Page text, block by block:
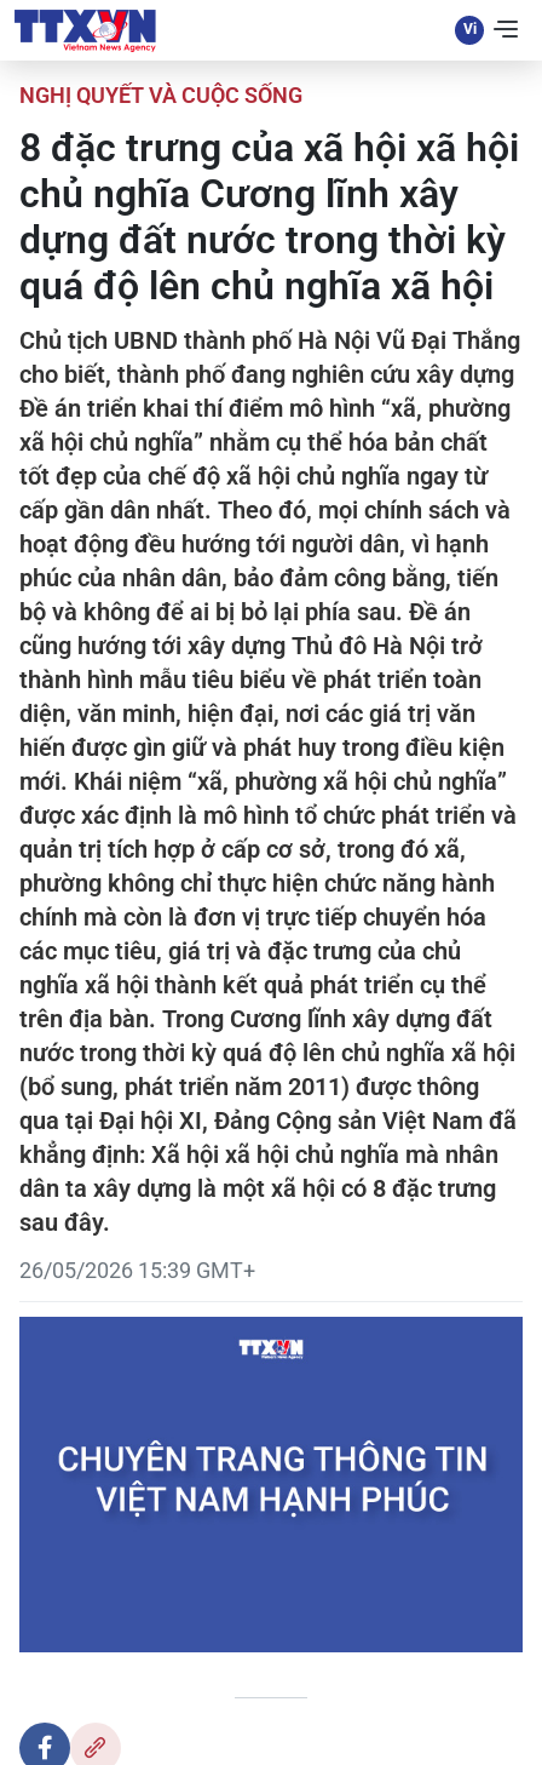
NGHỊ QUYẾT VÀ CUỘC SỐNG
8 đặc trưng của xã hội xã hội
chủ nghĩa Cương lĩnh xây
dựng đất nước trong thời kỳ
quá độ lên chủ nghĩa xã hội
Chủ tịch UBND thành phố Hà Nội Vũ Đại Thắng
cho biết, thành phố đang nghiên cứu xây dựng
Đề án triển khai thí điểm mô hình “xã, phường
xã hội chủ nghĩa” nhằm cụ thể hóa bản chất
tốt đẹp của chế độ xã hội chủ nghĩa ngay từ
cấp gần dân nhất. Theo đó, mọi chính sách và
hoạt động đều hướng tới người dân, vì hạnh
phúc của nhân dân, bảo đảm công bằng, tiến
bộ và không để ai bị bỏ lại phía sau. Đề án
cũng hướng tới xây dựng Thủ đô Hà Nội trở
thành hình mẫu tiêu biểu về phát triển toàn
diện, văn minh, hiện đại, nơi các giá trị văn
hiến được gìn giữ và phát huy trong điều kiện
mới. Khái niệm “xã, phường xã hội chủ nghĩa”
được xác định là mô hình tổ chức phát triển và
quản trị tích hợp ở cấp cơ sở, trong đó xã,
phường không chỉ thực hiện chức năng hành
chính mà còn là đơn vị trực tiếp chuyển hóa
các mục tiêu, giá trị và đặc trưng của chủ
nghĩa xã hội thành kết quả phát triển cụ thể
trên địa bàn. Trong Cương lĩnh xây dựng đất
nước trong thời kỳ quá độ lên chủ nghĩa xã hội
(bổ sung, phát triển năm 2011) được thông
qua tại Đại hội XI, Đảng Cộng sản Việt Nam đã
khẳng định: Xã hội xã hội chủ nghĩa mà nhân
dân ta xây dựng là một xã hội có 8 đặc trưng
sau đây.
26/05/2026 15:39 GMT+